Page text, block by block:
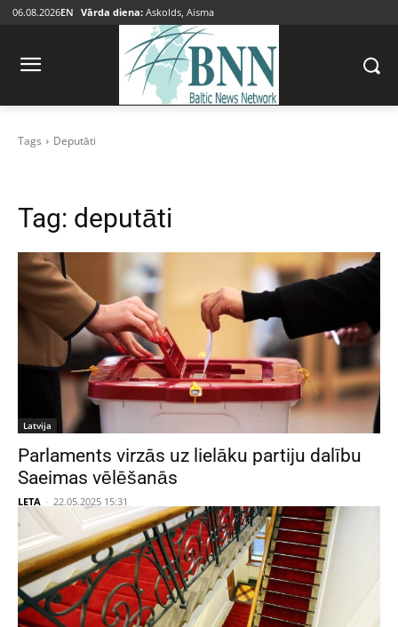
06.08.2026EN Vārda diena: Askolds, Aisma
Tags Deputāti
Tag: deputāti
Latvija
Parlaments virzās uz lielāku partiju dalību
Saeimas vēlēšanās
LETA - 22.05.2025 15:31